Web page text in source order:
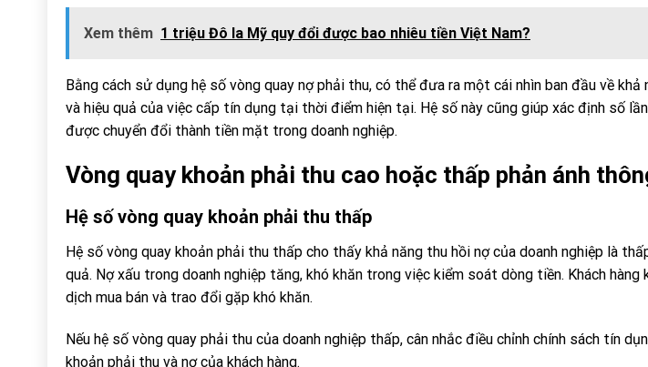
Xem thêm 1 triệu Đô la Mỹ quy đổi được bao nhiêu tiền Việt Nam?
Bằng cách sử dụng hệ số vòng quay nợ phải thu, có thể đưa ra một cái nhìn ban đầu về khả
và hiệu quả của việc cấp tín dụng tại thời điểm hiện tại. Hệ số này cũng giúp xác định số
được chuyển đổi thành tiền mặt trong doanh nghiệp.
Vòng quay khoản phải thu cao hoặc thấp phản ánh
Hệ số vòng quay khoản phải thu thấp
Hệ số vòng quay khoản phải thu thấp cho thấy khả năng thu hồi nợ của doanh nghiệp là
quả. Nợ xấu trong doanh nghiệp tăng, khó khăn trong việc kiểm soát dòng tiền. Khách
dịch mua bán và trao đổi gặp khó khăn.
Nếu hệ số vòng quay phải thu của doanh nghiệp thấp, cân nhắc điều chỉnh chính sách tín
khoản phải thu và nợ của khách hàng.